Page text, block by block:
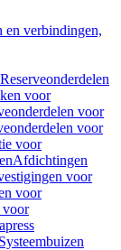
en verbindingen,
Reserveonderdelen
voor
voor
voor
voor
Afdichtingen
voor
voor
voor
Systeembuizen